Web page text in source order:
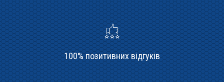
100% позитивних відгуків